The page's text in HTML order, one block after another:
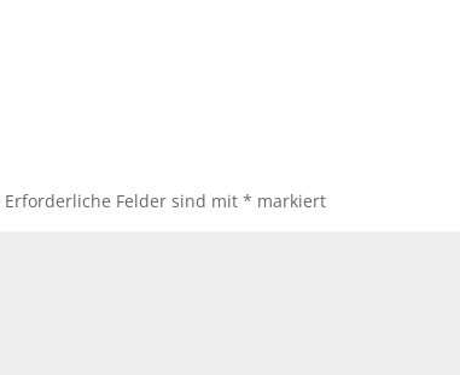
Erforderliche Felder sind mit* markiert